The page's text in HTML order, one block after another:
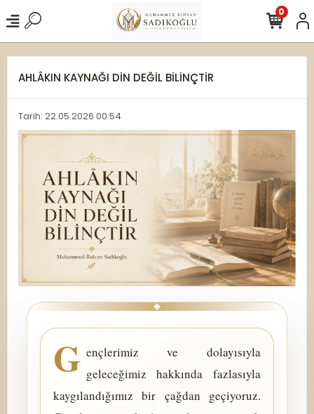
0
AHLÂKIN KAYNAĞI DİN DEĞİL BİLİNÇTİR
Tarih: 22.05.2026 00:54
G ençlerimiz ve dolayısıyla
geleceğimiz hakkında fazlasıyla
kaygılandığımız bir çağdan geçiyoruz.